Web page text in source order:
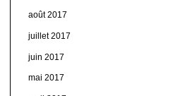
août 2017
juillet 2017
juin 2017
mai 2017